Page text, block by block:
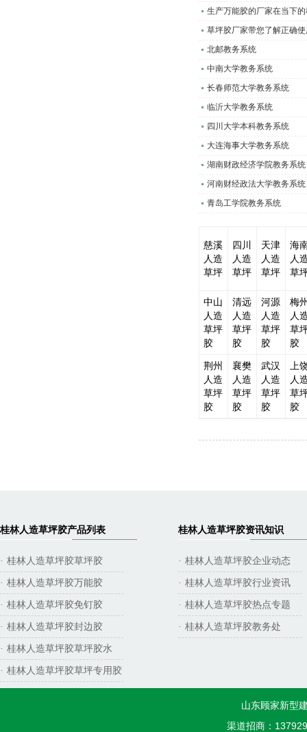
生产万能胶的厂家在当下
草坪胶厂家带您了解正确
北邮教务系统
中南大学教务系统
长春师范大学教务系统
临沂大学教务系统
四川大学本科教务系统
大连海事大学教务系统
湖南财政经济学院教务系统
河南财经政法大学教务系统
青岛工学院教务系统
慈溪
人造
草坪
四川
人造
草坪
天津
人造
草坪
海
人
草
中山
人造
草坪
胶
清远
人造
草坪
胶
河源
人造
草坪
胶
梅
人
草
胶
荆州
人造
草坪
胶
襄樊
人造
草坪
胶
武汉
人造
草坪
胶
上
人
草
胶
桂林人造草坪胶产品列表
· 桂林人造草坪胶草坪胶
· 桂林人造草坪胶万能胶
· 桂林人造草坪胶免钉胶
· 桂林人造草坪胶封边胶
· 桂林人造草坪胶草坪胶水
· 桂林人造草坪胶草坪专用胶
桂林人造草坪胶资讯知识
· 桂林人造草坪胶企业动态
· 桂林人造草坪胶行业资讯
· 桂林人造草坪胶热点专题
· 桂林人造草坪胶教务处
山东顾家新型
渠道招商：